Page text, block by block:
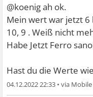
@koenig ah ok.
Mein wert war jetzt 6
10, 9 . Weiß nicht
Habe Jetzt Ferro
Hast du die Werte
04.12.2022 22:33 •